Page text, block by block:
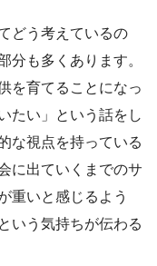
どう考えているの
分も多くあります。
を育てることになっ
たい」という話をし
な視点を持っている
に出ていくまでのサ
重いと感じるよう
いう気持ちが伝わる